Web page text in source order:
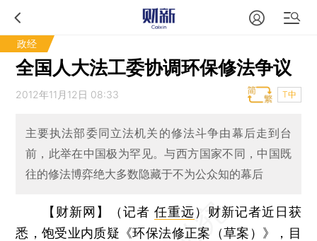
政经
全国人大法工委协调环保修法争议
2012年11月12日 08:33 T中
主要执法部委同立法机关的修法斗争由幕后走到台
前，此举在中国极为罕见。与西方国家不同，中国既
往的修法博弈绝大多数隐藏于不为公众知的幕后
【财新网】（记者 任重远） 财新记者近日获
悉，饱受业内质疑《环保法修正案（草案）》，目